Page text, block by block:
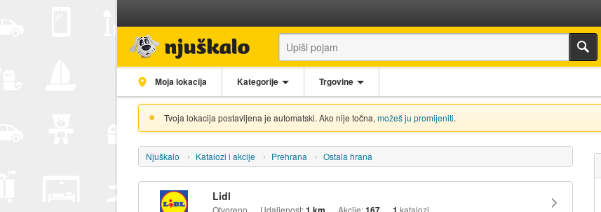
Moja lokacija Kategorije Trgovine
Tvoja lokacija postavljena je automatski. Ako nije točna, možeš ju promijeniti.
Njuškalo Katalozi i akcije Prehrana Ostala hrana
Lidl
Otvoreno Udaljenost: Akcije: katalozi